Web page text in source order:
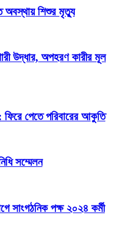
অবস্থায় শিশুর মৃত্যু
উদ্ধার, অপহরণ কারীর মূল
পেতে পরিবারের আকুতি
সম্মেলন
সাংগঠনিক পক্ষ ২০২৪ কর্মী